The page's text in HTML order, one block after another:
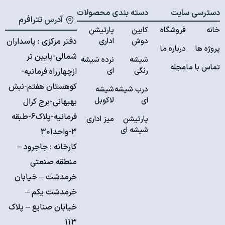
پارتیشن
اداری
دسترسی سایت
خانه
پروژه ها
تماس با ما
فروشگاه
درباره ما
مجله
دسته بندی محصولات
کابین
دوش
شیشه
رنگی
درب شیشه
ای
پارتیشن
شیشه ای
پارتیشن
اداری
نرده شیشه
ای
شیشه
لاکوبل
میز اداری
آدرس تترافرم
دفتر مرکزی : پاسداران
شمالی-پایین تر
ازچهارراه فرمانیه-
کوهستان هفتم-نبش
بهبهانی-برج کرال
فرمانیه-پلاک6-طبقه
3-واحد301
کارخانه :جاجرود –
منطقه صنعتی
خرمدشت – خیابان
خرمدشت یکم –
خیابان صنایع – پلاک